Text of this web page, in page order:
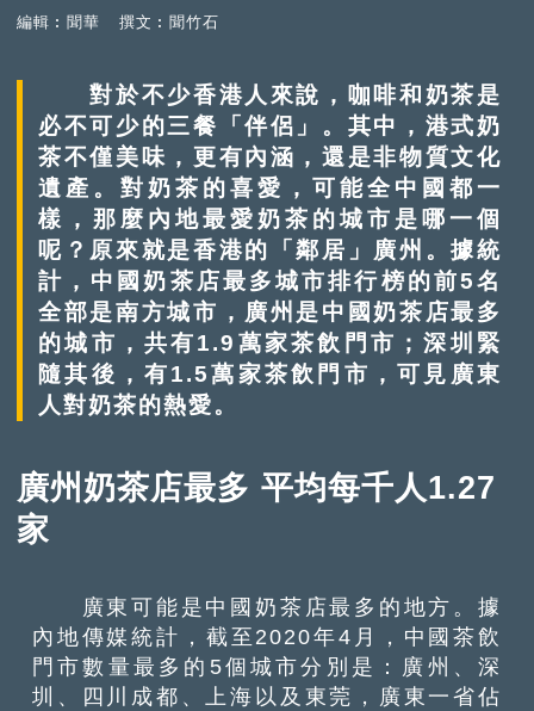
編輯︰聞華 撰文︰聞竹石
對於不少香港人來說，咖啡和奶茶是
必不可少的三餐「伴侶」。其中，港式奶
茶不僅美味，更有內涵，還是非物質文化
遺產。對奶茶的喜愛，可能全中國都一
樣，那麼內地最愛奶茶的城市是哪一個
呢？原來就是香港的「鄰居」廣州。據統
計，中國奶茶店最多城市排行榜的前5名
全部是南方城市，廣州是中國奶茶店最多
的城市，共有1.9萬家茶飲門市；深圳緊
隨其後，有1.5萬家茶飲門市，可見廣東
人對奶茶的熱愛。
廣州奶茶店最多 平均每千人1.27
家
廣東可能是中國奶茶店最多的地方。據
內地傳媒統計，截至2020年4月，中國茶飲
門市數量最多的5個城市分別是：廣州、深
圳、四川成都、上海以及東莞，廣東一省佔